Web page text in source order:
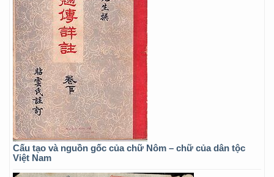
Cấu tạo và nguồn gốc của chữ Nôm – chữ của dân tộc
Việt Nam